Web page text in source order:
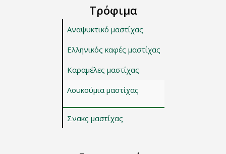
Τρόφιμα
Αναψυκτικό μαστίχας
Ελληνικός καφές μαστίχας
Καραμέλες μαστίχας
Λουκούμια μαστίχας
Σνακς μαστίχας